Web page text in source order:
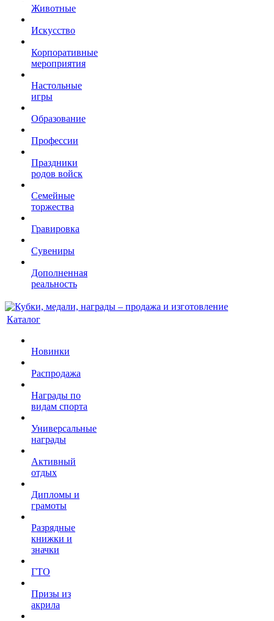
Животные
Искусство
Корпоративные
мероприятия
Настольные
игры
Образование
Профессии
Праздники
родов войск
Семейные
торжества
Гравировка
Сувениры
Дополненная
реальность
Каталог
Новинки
Распродажа
Награды по
видам спорта
Универсальные
награды
Активный
отдых
Дипломы и
грамоты
Разрядные
книжки и
значки
ГТО
Призы из
акрила